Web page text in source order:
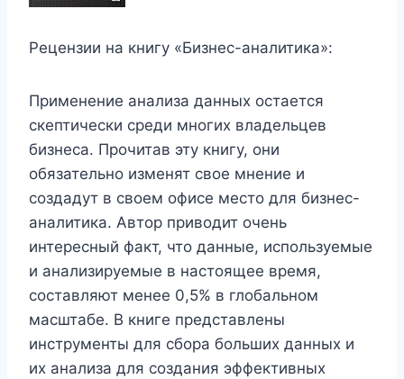
Рецензии на книгу «Бизнес-аналитика»:
Применение анализа данных остается
скептически среди многих владельцев
бизнеса. Прочитав эту книгу, они
обязательно изменят свое мнение и
создадут в своем офисе место для бизнес-
аналитика. Автор приводит очень
интересный факт, что данные, используемые
и анализируемые в настоящее время,
составляют менее 0,5% в глобальном
масштабе. В книге представлены
инструменты для сбора больших данных и
их анализа для создания эффективных